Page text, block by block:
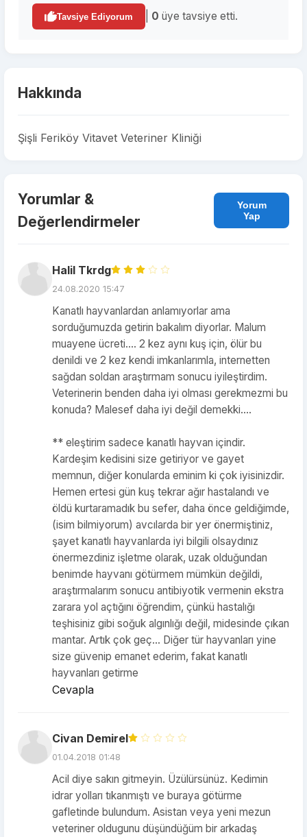
Tavsiye Ediyorum 0 üye tavsiye etti.
Hakkında
Şişli Feriköy Vitavet Veteriner Kliniği
Yorumlar &
Değerlendirmeler
Yorum
Yap
Halil Tkrdg
24.08.2020 15:47
Kanatlı hayvanlardan anlamıyorlar ama
sorduğumuzda getirin bakalım diyorlar. Malum
muayene ücreti.... 2 kez aynı kuş için, ölür bu
denildi ve 2 kez kendi imkanlarımla, internetten
sağdan soldan araştırmam sonucu iyileştirdim.
Veterinerin benden daha iyi olması gerekmezmi bu
konuda? Malesef daha iyi değil demekki....
** eleştirim sadece kanatlı hayvan içindir.
Kardeşim kedisini size getiriyor ve gayet
memnun, diğer konularda eminim ki çok iyisinizdir.
Hemen ertesi gün kuş tekrar ağır hastalandı ve
öldü kurtaramadık bu sefer, daha önce geldiğimde,
(isim bilmiyorum) avcılarda bir yer önermiştiniz,
şayet kanatlı hayvanlarda iyi bilgili olsaydınız
önermezdiniz işletme olarak, uzak olduğundan
benimde hayvanı götürmem mümkün değildi,
araştırmalarım sonucu antibiyotik vermenin ekstra
zarara yol açtığını öğrendim, çünkü hastalığı
teşhisiniz gibi soğuk algınlığı değil, midesinde çıkan
mantar. Artık çok geç... Diğer tür hayvanları yine
size güvenip emanet ederim, fakat kanatlı
hayvanları getirme
Cevapla
Civan Demirel
01.04.2018 01:48
Acil diye sakın gitmeyin. Üzülürsünüz. Kedimin
idrar yolları tıkanmıştı ve buraya götürme
gafletinde bulundum. Asistan veya yeni mezun
veteriner oldugunu düşündüğüm bir arkadaş